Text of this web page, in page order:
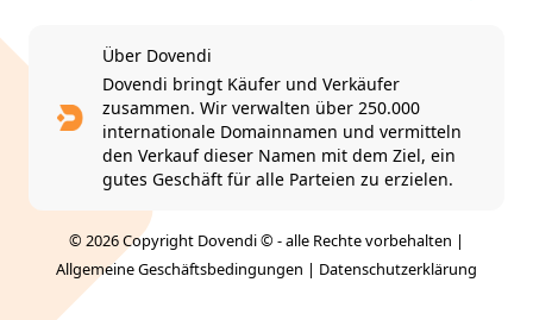
Über Dovendi
Dovendi bringt Käufer und Verkäufer
zusammen. Wir verwalten über 250.000
internationale Domainnamen und vermitteln
den Verkauf dieser Namen mit dem Ziel, ein
gutes Geschäft für alle Parteien zu erzielen.
© 2026 Copyright Dovendi © - alle Rechte vorbehalten |
Allgemeine Geschäftsbedingungen | Datenschutzerklärung